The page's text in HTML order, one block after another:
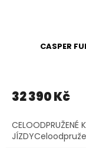
CASPER
32 390 Kč
CELOODPRUŽENÉ